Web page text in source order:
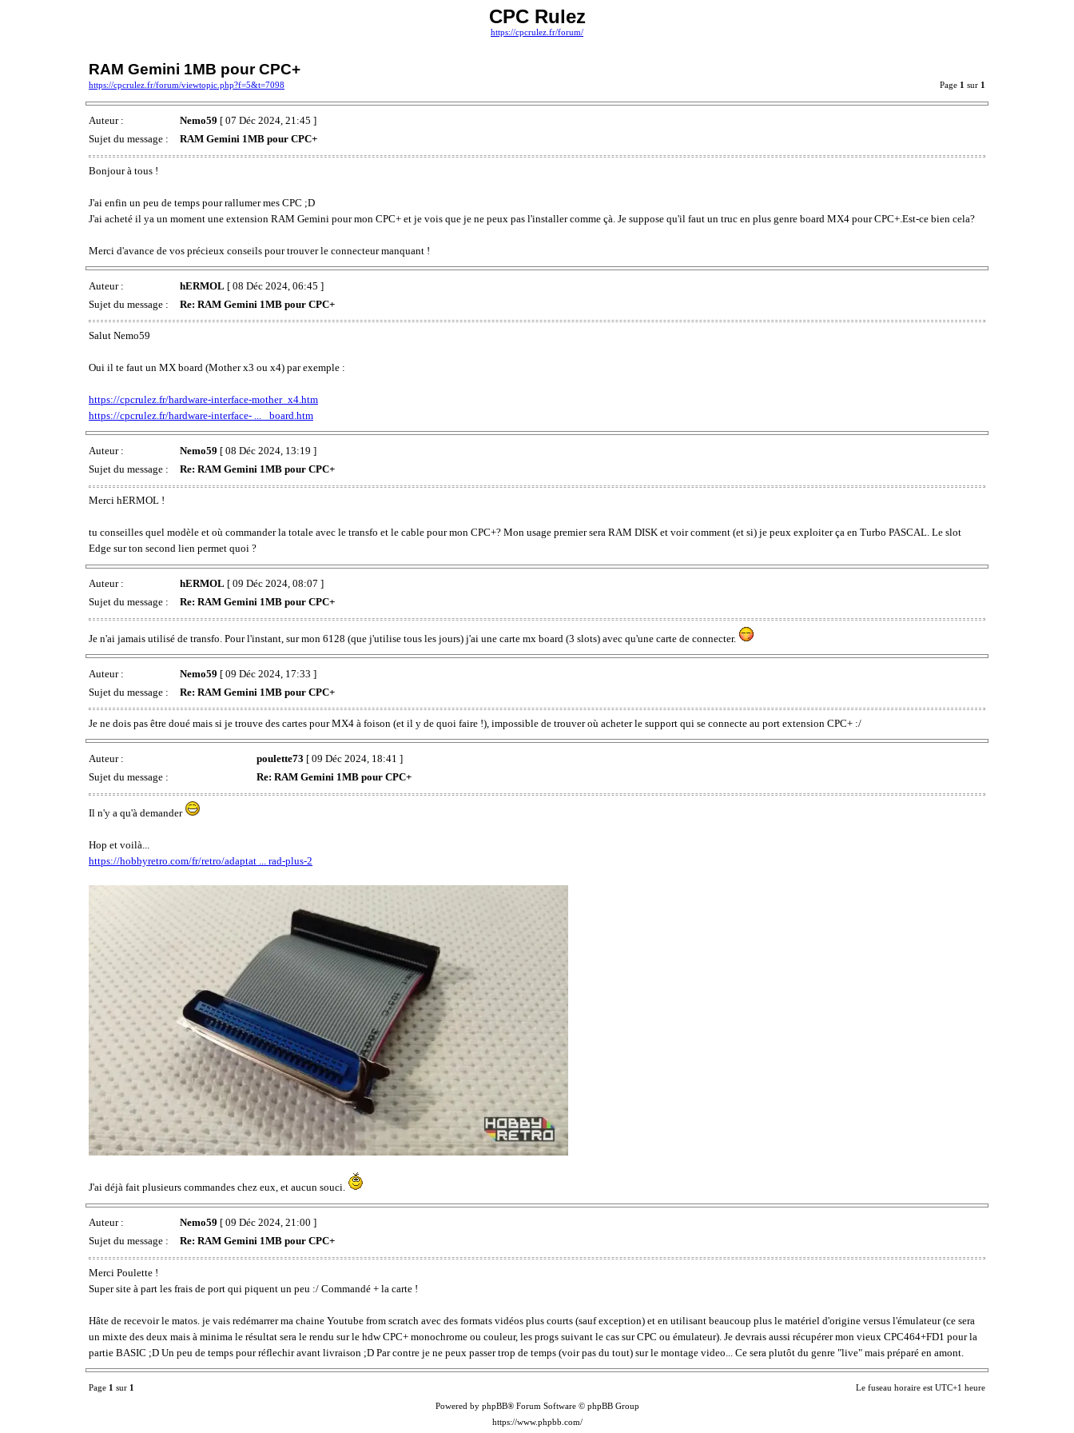
CPC Rulez
https://cpcrulez.fr/forum/
RAM Gemini 1MB pour CPC+
https://cpcrulez.fr/forum/viewtopic.php?f=5&t=7098 Page 1 sur 1
Auteur : Nemo59 [ 07 Déc 2024, 21:45 ]
Sujet du message :
RAM Gemini 1MB pour CPC+
Bonjour à tous !
J'ai enfin un peu de temps pour rallumer mes CPC ;D
J'ai acheté il ya un moment une extension RAM Gemini pour mon CPC+ et je vois que je ne peux pas l'installer comme çà. Je suppose qu'il faut un truc en plus genre board MX4 pour CPC+.Est-ce bien cela?
Merci d'avance de vos précieux conseils pour trouver le connecteur manquant !
Auteur : hERMOL [ 08 Déc 2024, 06:45 ]
Sujet du message :
Re: RAM Gemini 1MB pour CPC+
Salut Nemo59
Oui il te faut un MX board (Mother x3 ou x4) par exemple :
https://cpcrulez.fr/hardware-interface-mother_x4.htm
https://cpcrulez.fr/hardware-interface- ... _board.htm
Auteur : Nemo59 [ 08 Déc 2024, 13:19 ]
Sujet du message :
Re: RAM Gemini 1MB pour CPC+
Merci hERMOL !
tu conseilles quel modèle et où commander la totale avec le transfo et le cable pour mon CPC+? Mon usage premier sera RAM DISK et voir comment (et si) je peux exploiter ça en Turbo PASCAL. Le slot
Edge sur ton second lien permet quoi ?
Auteur : hERMOL [ 09 Déc 2024, 08:07 ]
Sujet du message :
Re: RAM Gemini 1MB pour CPC+
Je n'ai jamais utilisé de transfo. Pour l'instant, sur mon 6128 (que j'utilise tous les jours) j'ai une carte mx board (3 slots) avec qu'une carte de connecter.
Auteur : Nemo59 [ 09 Déc 2024, 17:33 ]
Sujet du message :
Re: RAM Gemini 1MB pour CPC+
Je ne dois pas être doué mais si je trouve des cartes pour MX4 à foison (et il y de quoi faire !), impossible de trouver où acheter le support qui se connecte au port extension CPC+ :/
Auteur : poulette73 [ 09 Déc 2024, 18:41 ]
Sujet du message :
Re: RAM Gemini 1MB pour CPC+
Il n'y a qu'à demander
Hop et voilà...
https://hobbyretro.com/fr/retro/adaptat ... rad-plus-2
J'ai déjà fait plusieurs commandes chez eux, et aucun souci.
Auteur : Nemo59 [ 09 Déc 2024, 21:00 ]
Sujet du message :
Re: RAM Gemini 1MB pour CPC+
Merci Poulette !
Super site à part les frais de port qui piquent un peu :/ Commandé + la carte !
Hâte de recevoir le matos. je vais redémarrer ma chaine Youtube from scratch avec des formats vidéos plus courts (sauf exception) et en utilisant beaucoup plus le matériel d'origine versus l'émulateur (ce sera
un mixte des deux mais à minima le résultat sera le rendu sur le hdw CPC+ monochrome ou couleur, les progs suivant le cas sur CPC ou émulateur). Je devrais aussi récupérer mon vieux CPC464+FD1 pour la
partie BASIC ;D Un peu de temps pour réflechir avant livraison ;D Par contre je ne peux passer trop de temps (voir pas du tout) sur le montage video... Ce sera plutôt du genre "live" mais préparé en amont.
Page 1 sur 1 Le fuseau horaire est UTC+1 heure
Powered by phpBB® Forum Software © phpBB Group
https://www.phpbb.com/